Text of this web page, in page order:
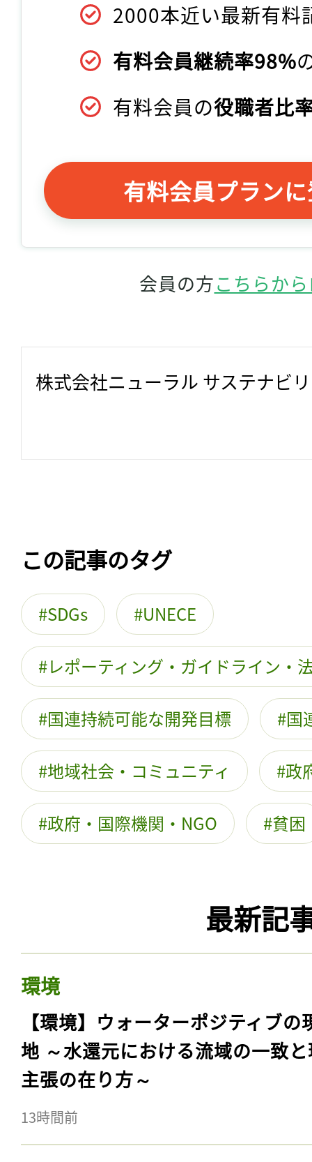
2000本近い最新有料
有料会員継続率98%
有料会員の役職者比
有料会員プラン
会員の方こちらか
株式会社ニューラル サステナビ
この記事のタグ
SDGs UNECE
レポーティング・ガイドライン・
国連持続可能な開発目標 国
地域社会・コミュニティ 政
政府・国際機関・NGO 貧困
最新記
環境
【環境】ウォーターポジティブの
地 ～水還元における流域の一致
主張の在り方～
13時間前